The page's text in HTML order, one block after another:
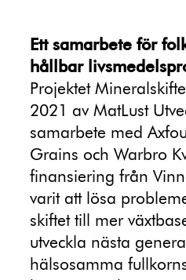
Ett samarbete för
hållbar
Projektet
2021 av MatLust
samarbete med
Grains och Warbro
finansiering från
varit att lösa
skiftet till mer
utveckla nästa
hälsosamma